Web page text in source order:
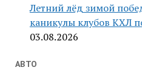
Летний лёд зимой
каникулы клубов КХЛ
03.08.2026
АВТО